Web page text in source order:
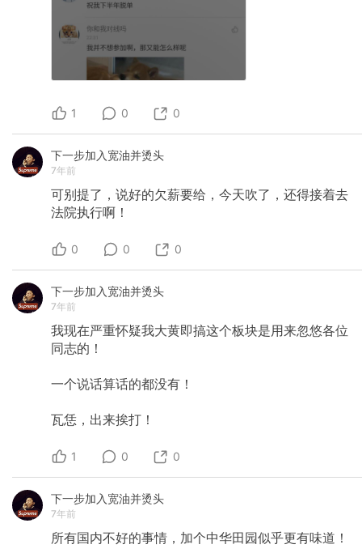
1 0 0
下一步加入宽油并烫头
7年前
可别提了，说好的欠薪要给，今天吹了，还得接着去
法院执行啊！
0 0 0
下一步加入宽油并烫头
7年前
我现在严重怀疑我大黄即搞这个板块是用来忽悠各位
同志的！
一个说话算话的都没有！
瓦恁，出来挨打！
1 0 0
下一步加入宽油并烫头
7年前
所有国内不好的事情，加个中华田园似乎更有味道！